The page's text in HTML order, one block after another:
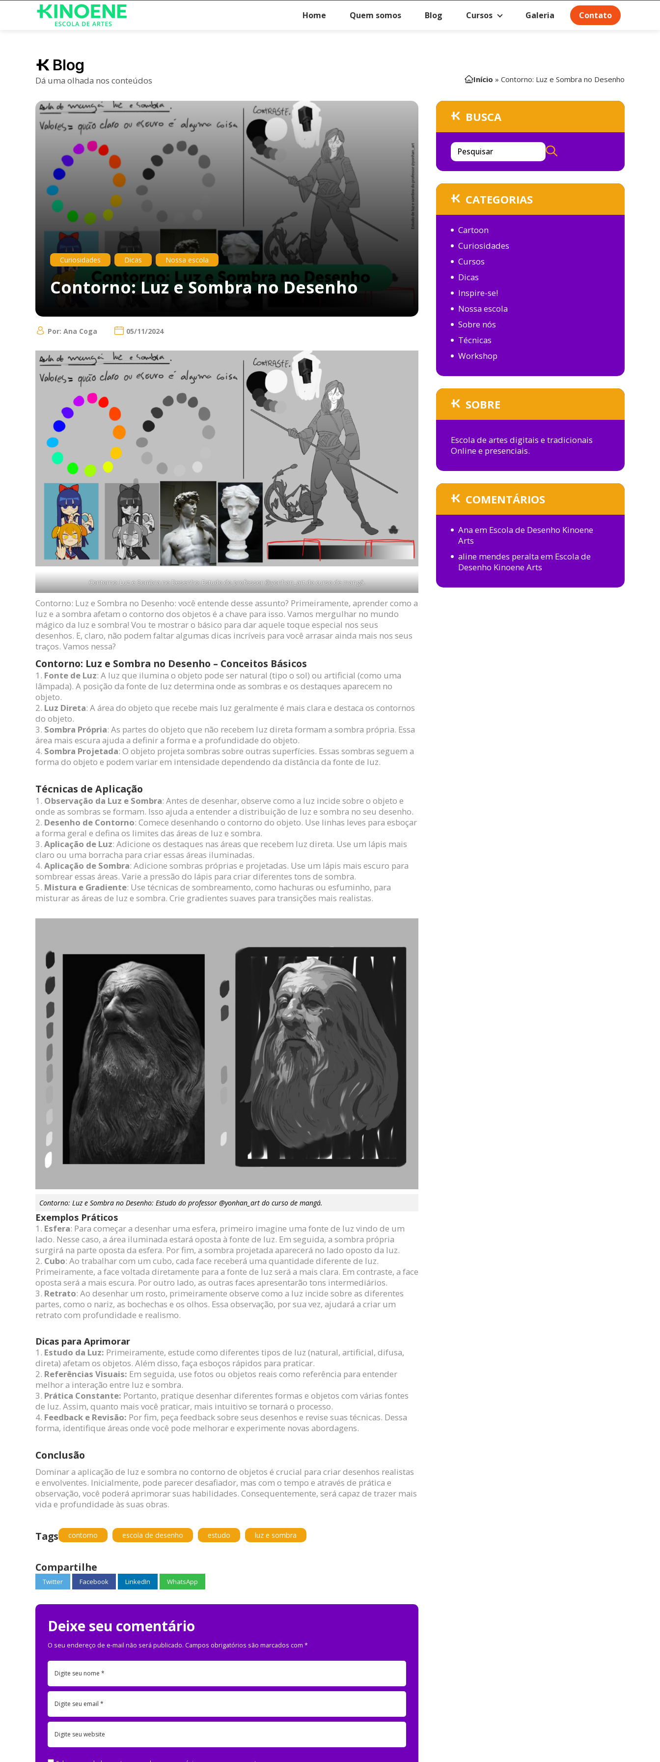
Home Quem somos Blog Cursos Galeria Contato
Blog
Dá uma olhada nos conteúdos Início » Contorno: Luz e Sombra no Desenho
Curiosidades , Dicas , Nossa escola
Contorno: Luz e Sombra no Desenho
Por: Ana Coga 05/11/2024
Contorno: Luz e Sombra no Desenho: Estudo do professor @yonhan_art do curso de mangá.
Contorno: Luz e Sombra no Desenho: você entende desse assunto? Primeiramente, aprender como a
luz e a sombra afetam o contorno dos objetos é a chave para isso. Vamos mergulhar no mundo
mágico da luz e sombra! Vou te mostrar o básico para dar aquele toque especial nos seus
desenhos. E, claro, não podem faltar algumas dicas incríveis para você arrasar ainda mais nos seus
traços. Vamos nessa?
Contorno: Luz e Sombra no Desenho – Conceitos Básicos
Fonte de Luz: A luz que ilumina o objeto pode ser natural (tipo o sol) ou artificial (como uma
lâmpada). A posição da fonte de luz determina onde as sombras e os destaques aparecem no
objeto.
Luz Direta: A área do objeto que recebe mais luz geralmente é mais clara e destaca os contornos
do objeto.
Sombra Própria: As partes do objeto que não recebem luz direta formam a sombra própria. Essa
área mais escura ajuda a definir a forma e a profundidade do objeto.
Sombra Projetada: O objeto projeta sombras sobre outras superfícies. Essas sombras seguem a
forma do objeto e podem variar em intensidade dependendo da distância da fonte de luz.
Técnicas de Aplicação
Observação da Luz e Sombra: Antes de desenhar, observe como a luz incide sobre o objeto e
onde as sombras se formam. Isso ajuda a entender a distribuição de luz e sombra no seu desenho.
Desenho de Contorno: Comece desenhando o contorno do objeto. Use linhas leves para esboçar
a forma geral e defina os limites das áreas de luz e sombra.
Aplicação de Luz: Adicione os destaques nas áreas que recebem luz direta. Use um lápis mais
claro ou uma borracha para criar essas áreas iluminadas.
Aplicação de Sombra: Adicione sombras próprias e projetadas. Use um lápis mais escuro para
sombrear essas áreas. Varie a pressão do lápis para criar diferentes tons de sombra.
Mistura e Gradiente: Use técnicas de sombreamento, como hachuras ou esfuminho, para
misturar as áreas de luz e sombra. Crie gradientes suaves para transições mais realistas.
Contorno: Luz e Sombra no Desenho: Estudo do professor @yonhan_art do curso de mangá.
Exemplos Práticos
Esfera: Para começar a desenhar uma esfera, primeiro imagine uma fonte de luz vindo de um
lado. Nesse caso, a área iluminada estará oposta à fonte de luz. Em seguida, a sombra própria
surgirá na parte oposta da esfera. Por fim, a sombra projetada aparecerá no lado oposto da luz.
Cubo: Ao trabalhar com um cubo, cada face receberá uma quantidade diferente de luz.
Primeiramente, a face voltada diretamente para a fonte de luz será a mais clara. Em contraste, a face
oposta será a mais escura. Por outro lado, as outras faces apresentarão tons intermediários.
Retrato: Ao desenhar um rosto, primeiramente observe como a luz incide sobre as diferentes
partes, como o nariz, as bochechas e os olhos. Essa observação, por sua vez, ajudará a criar um
retrato com profundidade e realismo.
Dicas para Aprimorar
Estudo da Luz: Primeiramente, estude como diferentes tipos de luz (natural, artificial, difusa,
direta) afetam os objetos. Além disso, faça esboços rápidos para praticar.
Referências Visuais: Em seguida, use fotos ou objetos reais como referência para entender
melhor a interação entre luz e sombra.
Prática Constante: Portanto, pratique desenhar diferentes formas e objetos com várias fontes
de luz. Assim, quanto mais você praticar, mais intuitivo se tornará o processo.
Feedback e Revisão: Por fim, peça feedback sobre seus desenhos e revise suas técnicas. Dessa
forma, identifique áreas onde você pode melhorar e experimente novas abordagens.
Conclusão
Dominar a aplicação de luz e sombra no contorno de objetos é crucial para criar desenhos realistas
e envolventes. Inicialmente, pode parecer desafiador, mas com o tempo e através de prática e
observação, você poderá aprimorar suas habilidades. Consequentemente, será capaz de trazer mais
vida e profundidade às suas obras.
Tags contorno escola de desenho estudo luz e sombra
Compartilhe
Twitter Facebook LinkedIn WhatsApp
Deixe seu comentário
O seu endereço de e-mail não será publicado. Campos obrigatórios são marcados com *
Digite seu nome *
Digite seu email *
Digite seu website
BUSCA
Pesquisar
CATEGORIAS
Cartoon
Curiosidades
Cursos
Dicas
Inspire-se!
Nossa escola
Sobre nós
Técnicas
Workshop
SOBRE
Escola de artes digitais e tradicionais
Online e presenciais.
COMENTÁRIOS
Anaem Escola de Desenho Kinoene
Arts
aline mendes peraltaem Escola de
Desenho Kinoene Arts